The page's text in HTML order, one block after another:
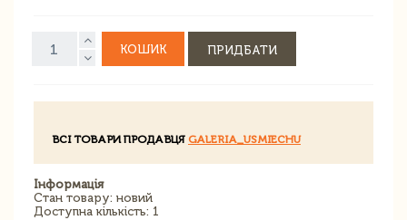
КОШИК ПРИДБАТИ
ВСІ ТОВАРИ ПРОДАВЦЯ GALERIA_USMIECHU
Інформація
Стан товару: новий
Доступна кількість: 1